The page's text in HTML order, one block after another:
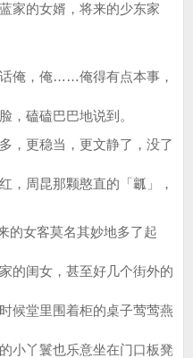
的女婿，将来的少东家
俺，俺……俺得有点本事，
，磕磕巴巴地说到。
更稳当，更文静了，没了
，周昆那颗憨直的「瓤」，
女客莫名其妙地多了起
的闺女，甚至好几个街外的
候堂里围着柜的桌子莺莺燕
小丫鬟也乐意坐在门口板凳